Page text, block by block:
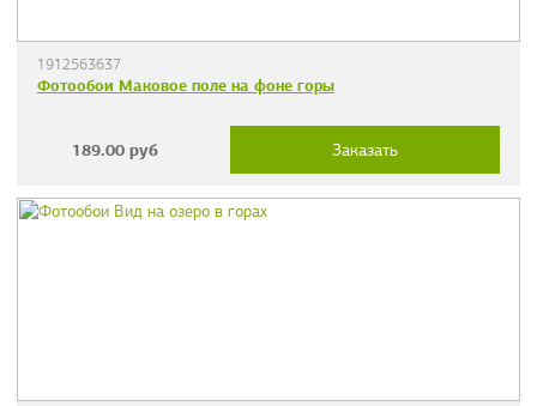
1912563637
Фотообои Маковое поле на фоне горы
189.00 руб Заказать